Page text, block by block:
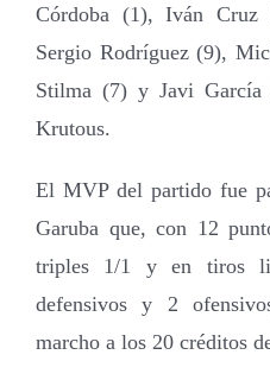
Córdoba (1), Iván
Sergio Rodríguez (9),
Stilma (7) y Javi
Krutous.
El MVP del partido fue
Garuba que, con 12
triples 1/1 y en tiros
defensivos y 2
marcho a los 20 créditos